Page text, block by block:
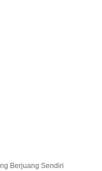
Berjuang Sendiri